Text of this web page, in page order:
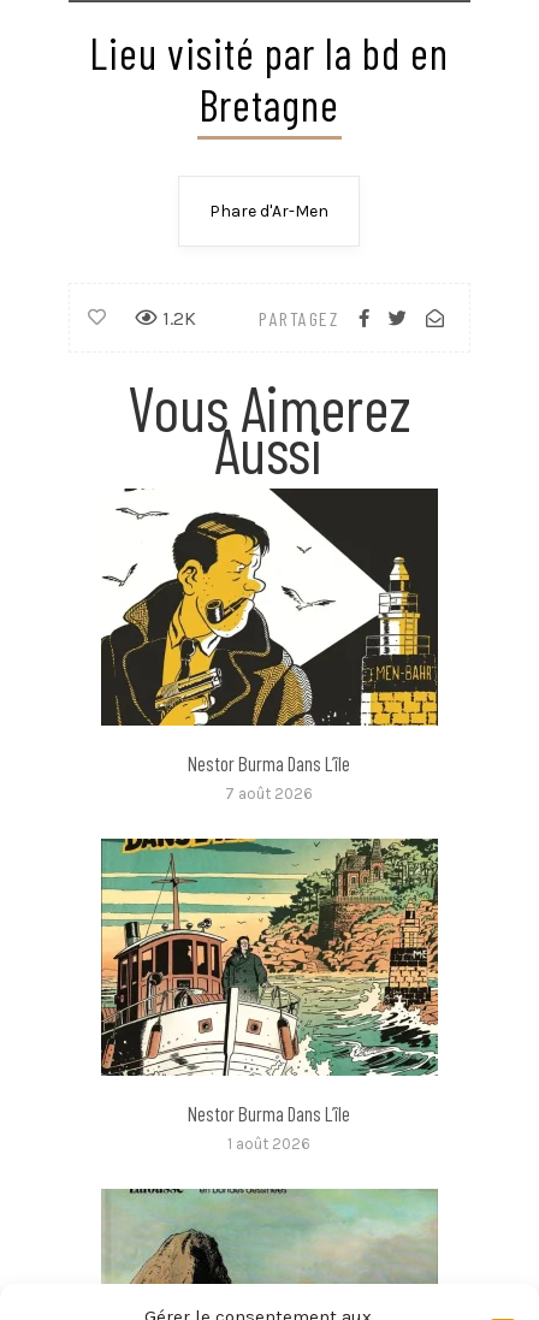
Lieu visité par la bd en
Bretagne
Phare d'Ar-Men
PARTAGEZ
1.2K
Vous Aimerez
Aussi
Nestor Burma Dans L’île
7 août 2026
Nestor Burma Dans L’île
1 août 2026